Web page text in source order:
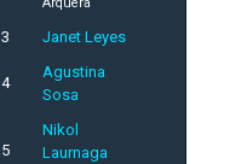
3 Janet Leyes
4
Agustina
Sosa
5
Nikol
Laurnaga